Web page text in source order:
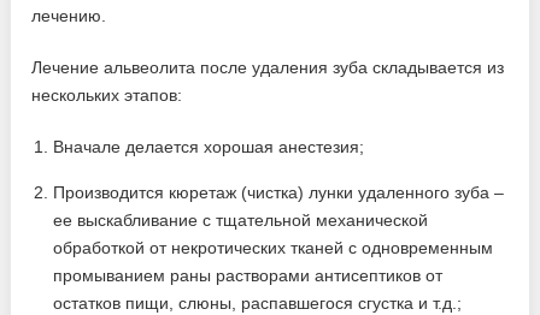
лечению.
Лечение альвеолита после удаления зуба складывается из
нескольких этапов:
Вначале делается хорошая анестезия;
Производится кюретаж (чистка) лунки удаленного зуба –
ее выскабливание с тщательной механической
обработкой от некротических тканей с одновременным
промыванием раны растворами антисептиков от
остатков пищи, слюны, распавшегося сгустка и т.д.;